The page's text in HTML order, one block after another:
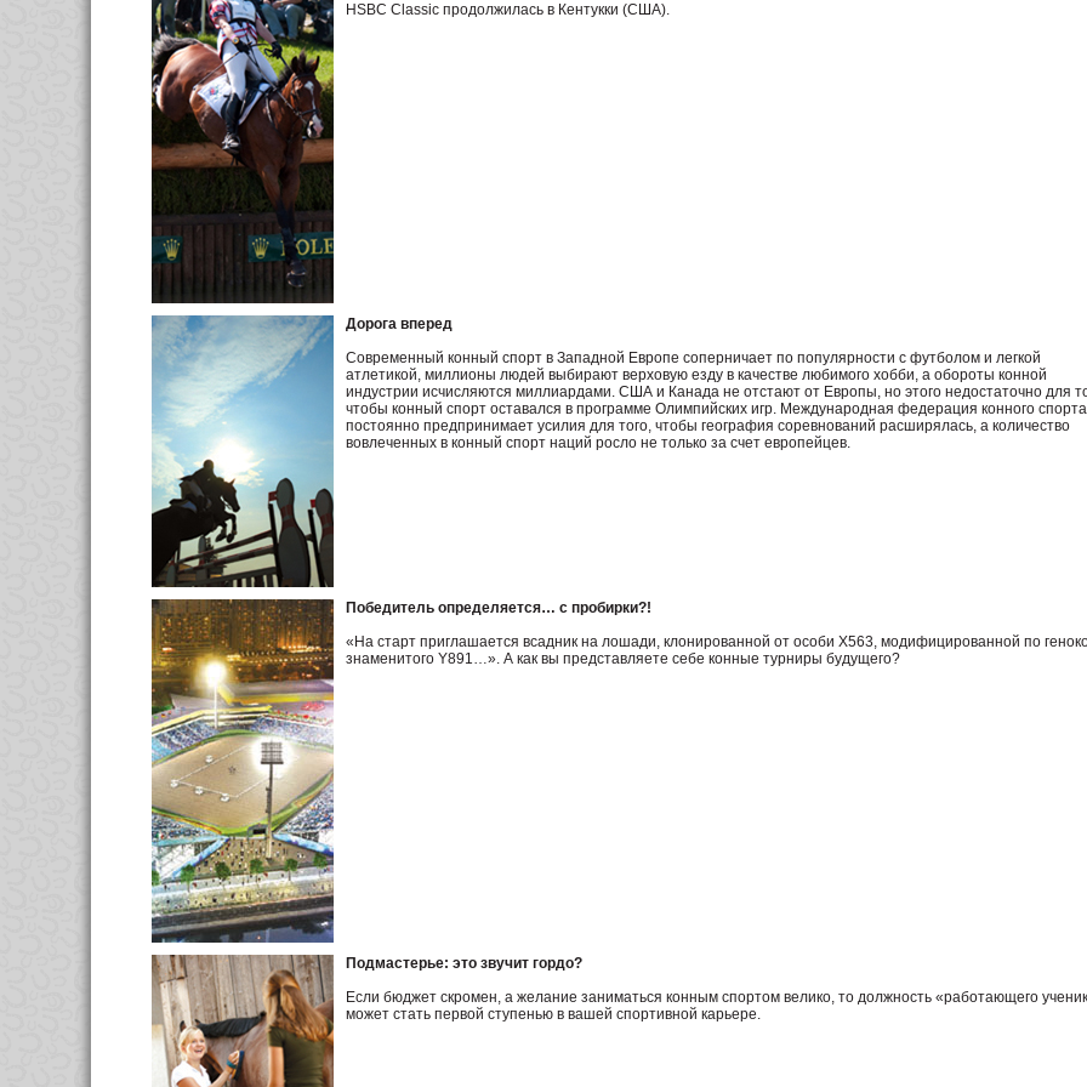
HSBC Classic продолжилась в Кентукки (США).
Дорога вперед
Современный конный спорт в Западной Европе соперничает по популярности с футболом и легкой
атлетикой, миллионы людей выбирают верховую езду в качестве любимого хобби, а обороты конной
индустрии исчисляются миллиардами. США и Канада не отстают от Европы, но этого недостаточно для
чтобы конный спорт оставался в программе Олимпийских игр. Международная федерация конного спорта
постоянно предпринимает усилия для того, чтобы география соревнований расширялась, а количество
вовлеченных в конный спорт наций росло не только за счет европейцев.
Победитель определяется… с пробирки?!
«На старт приглашается всадник на лошади, клонированной от особи X563, модифицированной по
знаменитого Y891…». А как вы представляете себе конные турниры будущего?
Подмастерье: это звучит гордо?
Если бюджет скромен, а желание заниматься конным спортом велико, то должность «работающего
может стать первой ступенью в вашей спортивной карьере.